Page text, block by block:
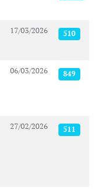
17/03/2026 510
06/03/2026 849
27/02/2026 511